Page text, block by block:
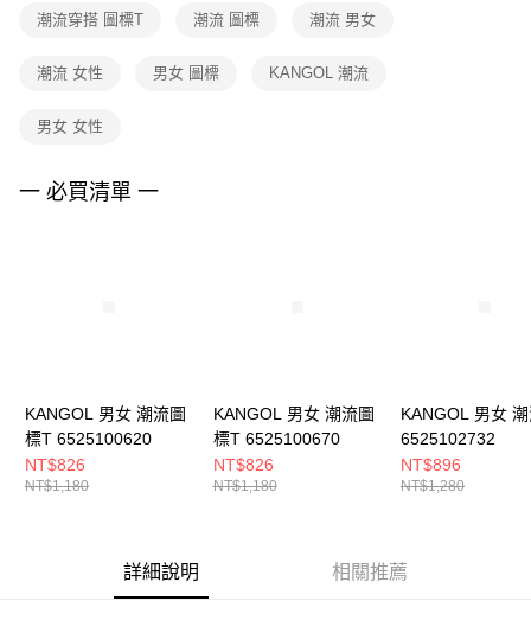
１．透過由恩沛科技股份有限公司提供之「AFTEE先享後付」服務完成之交
權轉讓予恩沛科技股份有限公司。
３．未成年的使用者請事先徵得法定代理人或監護人之同意方可使用
４．使用「AFTEE先享後付」時，將依據個別帳號之用戶狀況，依本公司即
潮流穿搭 圖標T 潮流 圖標 潮流 男女
潮流 女性 男女 圖標 KANGOL 潮流
男女 女性
一 必買清單 一
KANGOL 男女 潮流圖
標T 6525100620
NT$826
NT$1,180
KANGOL 男女 潮流圖
標T 6525100670
NT$826
NT$1,180
KANGOL 男女
6525102732
NT$896
NT$1,280
詳細說明 相關推薦